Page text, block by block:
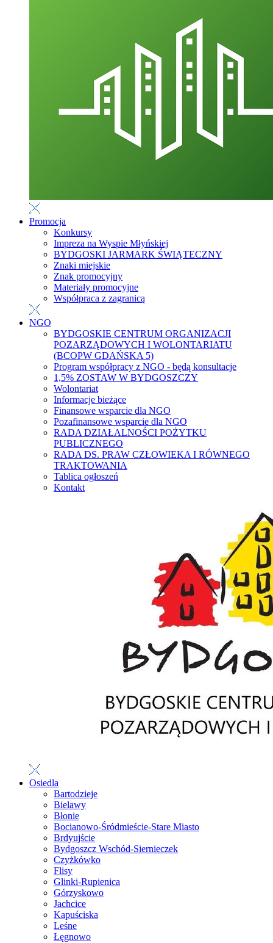
Promocja
Konkursy
Impreza na Wyspie Młyńskiej
BYDGOSKI JARMARK ŚWIĄTECZNY
Znaki miejskie
Znak promocyjny
Materiały promocyjne
Współpraca z zagranicą
NGO
BYDGOSKIE CENTRUM ORGANIZACJI
POZARZĄDOWYCH I WOLONTARIATU
(BCOPW GDAŃSKA 5)
Program współpracy z NGO - będą konsultacje
1,5% ZOSTAW W BYDGOSZCZY
Wolontariat
Informacje bieżące
Finansowe wsparcie dla NGO
Pozafinansowe wsparcie dla NGO
RADA DZIAŁALNOŚCI POŻYTKU
PUBLICZNEGO
RADA DS. PRAW CZŁOWIEKA I RÓWNEGO
TRAKTOWANIA
Tablica ogłoszeń
Kontakt
Osiedla
Bartodzieje
Bielawy
Błonie
Bocianowo-Śródmieście-Stare Miasto
Brdyujście
Bydgoszcz Wschód-Siernieczek
Czyżkówko
Flisy
Glinki-Rupienica
Górzyskowo
Jachcice
Kapuściska
Leśne
Łęgnowo